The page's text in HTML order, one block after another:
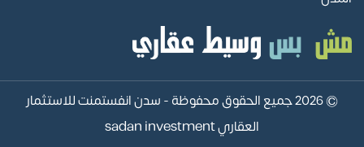
© 2026 جميع الحقوق محفوظة -
سدن انفستمنت للاستثمار
العقاري sadan investment